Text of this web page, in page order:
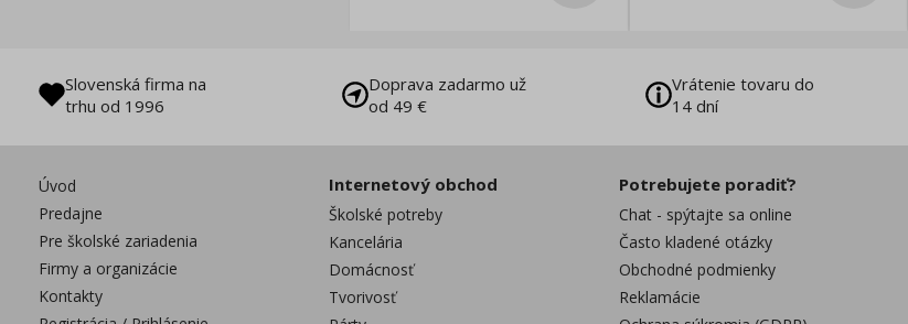
Slovenská firma na
trhu od 1996
Doprava zadarmo už
od 49 €
Vrátenie tovaru do
14 dní
Úvod
Predajne
Pre školské zariadenia
Firmy a organizácie
Kontakty
Internetový obchod
Školské potreby
Kancelária
Domácnosť
Tvorivosť
Potrebujete poradiť?
Chat - spýtajte sa online
Často kladené otázky
Obchodné podmienky
Reklamácie